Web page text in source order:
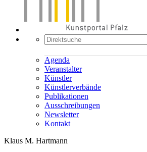
Agenda
Veranstalter
Künstler
Künstlerverbände
Publikationen
Ausschreibungen
Newsletter
Kontakt
Klaus M. Hartmann